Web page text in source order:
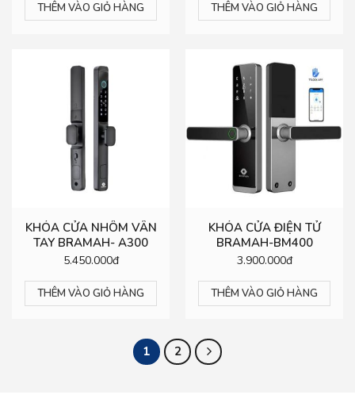
THÊM VÀO GIỎ HÀNG THÊM VÀO GIỎ HÀNG
KHÓA CỬA NHÔM VÂN
TAY BRAMAH- A300
5.450.000đ
THÊM VÀO GIỎ HÀNG
KHÓA CỬA ĐIỆN TỬ
BRAMAH-BM400
3.900.000đ
THÊM VÀO GIỎ HÀNG
1 2